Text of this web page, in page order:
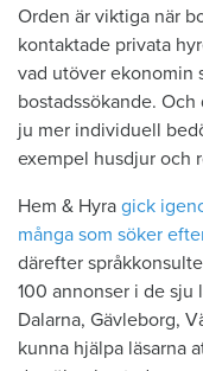
Orden är viktiga när
kontaktade privata
vad utöver ekonomin
bostadssökande.
ju mer individuell
exempel husdjur och
Hem & Hyra gick
många som söker
därefter
100 annonser i de sju
Dalarna, Gävleborg,
kunna hjälpa läsarna